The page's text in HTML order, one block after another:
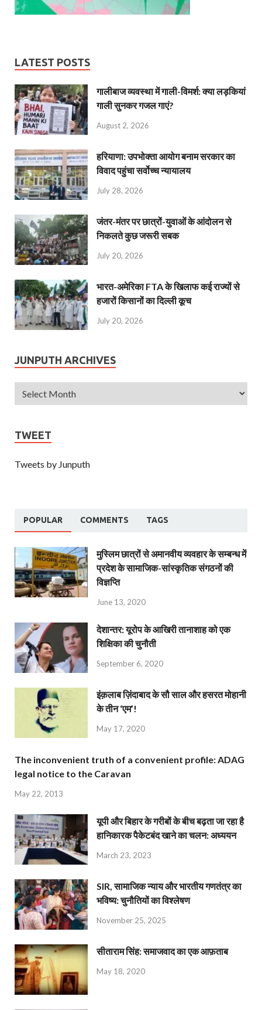
LATEST POSTS
गालीबाज व्‍यवस्‍था में गाली-विमर्श: क्या लड़कियां
गाली सुनकर गजल गाएं?
August 2, 2026
हरियाणा: उपभोक्ता आयोग बनाम सरकार का
विवाद पहुंचा सर्वोच्च न्यायालय
July 28, 2026
जंतर-मंतर पर छात्रों-युवाओं के आंदोलन से
निकलते कुछ जरूरी सबक
July 20, 2026
भारत-अमेरिका FTA के खिलाफ कई राज्यों से
हजारों किसानों का दिल्ली कूच
July 20, 2026
JUNPUTH ARCHIVES
TWEET
Tweets by Junputh
POPULAR COMMENTS TAGS
मुस्लिम छात्रों से अमानवीय व्यवहार के सम्बन्ध में
प्रदेश के सामाजिक-सांस्कृतिक संगठनों की
विज्ञप्ति
June 13, 2020
देशान्‍तर: यूरोप के आखिरी तानाशाह को एक
शिक्षिका की चुनौती
September 6, 2020
इंक़लाब ज़िंदाबाद के सौ साल और हसरत मोहानी
के तीन ‘एम’!
May 17, 2020
The inconvenient truth of a convenient profile: ADAG
legal notice to the Caravan
May 22, 2013
यूपी और बिहार के गरीबों के बीच बढ़ता जा रहा है
हानिकारक पैकेटबंद खाने का चलन: अध्ययन
March 23, 2023
SIR, सामाजिक न्याय और भारतीय गणतंत्र का
भविष्य: चुनौतियों का विश्लेषण
November 25, 2025
सीताराम सिंह: समाजवाद का एक आफ़ताब
May 18, 2020